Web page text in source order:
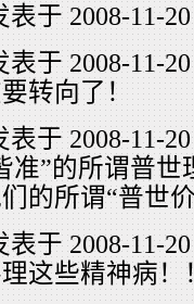
于 2008-11-
表于 2008-11-
转向了！
表于 2008-11-
准”的所谓普
的所谓“普世
表于 2008-11-
这些精神病！